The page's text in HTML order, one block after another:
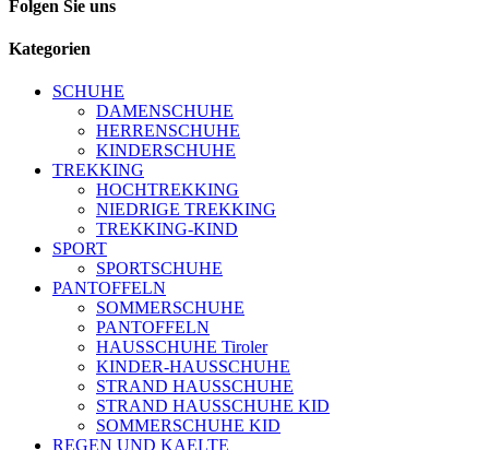
Folgen Sie uns
Kategorien
SCHUHE
DAMENSCHUHE
HERRENSCHUHE
KINDERSCHUHE
TREKKING
HOCHTREKKING
NIEDRIGE TREKKING
TREKKING-KIND
SPORT
SPORTSCHUHE
PANTOFFELN
SOMMERSCHUHE
PANTOFFELN
HAUSSCHUHE Tiroler
KINDER-HAUSSCHUHE
STRAND HAUSSCHUHE
STRAND HAUSSCHUHE KID
SOMMERSCHUHE KID
REGEN UND KAELTE